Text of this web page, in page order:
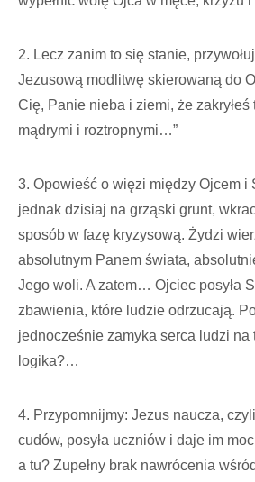
2. Lecz zanim to się stanie,
Jezusową modlitwę skierowaną do
Cię, Panie nieba i ziemi, że zakryłeś
mądrymi i roztropnymi…”
3. Opowieść o więzi między Ojcem i
jednak dzisiaj na grząski grunt,
sposób w fazę kryzysową. Żydzi
absolutnym Panem świata,
Jego woli. A zatem… Ojciec posyła
zbawienia, które ludzie odrzucają.
jednocześnie zamyka serca ludzi na
logika?…
4. Przypomnijmy: Jezus naucza,
cudów, posyła uczniów i daje im
a tu? Zupełny brak nawrócenia